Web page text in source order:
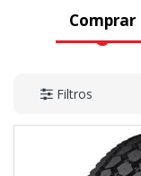
Comprar
Filtros